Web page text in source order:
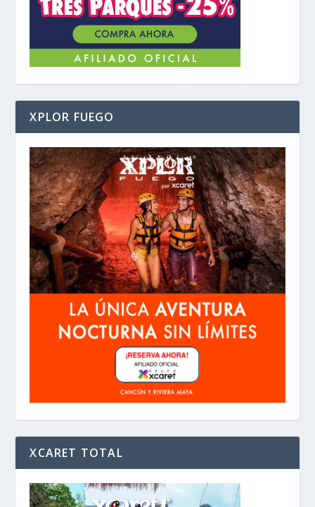
XPLOR FUEGO
XCARET TOTAL